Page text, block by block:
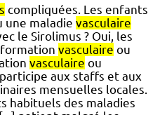
compliquées. Les enfants
une maladie vasculaire
le Sirolimus ? Oui, les
vasculaire ou
vasculaire ou
aux staffs et aux
mensuelles locales.
habituels des maladies